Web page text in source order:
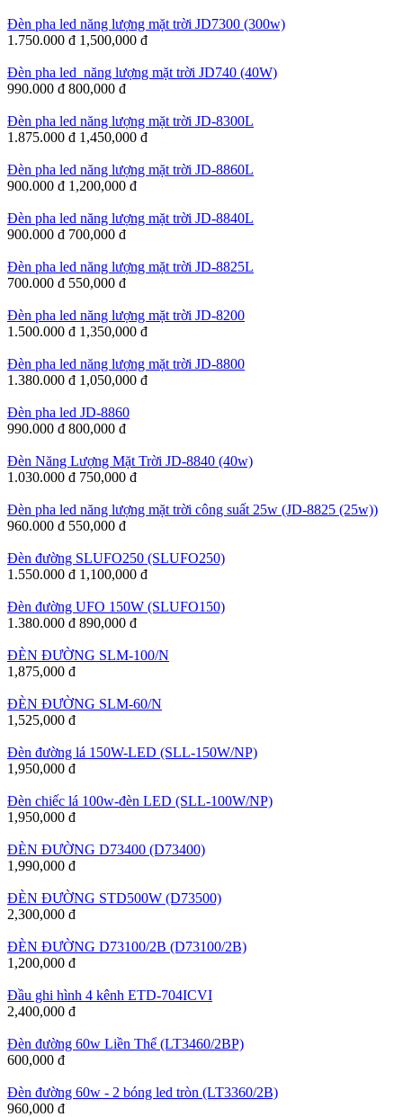
Đèn pha led năng lượng mặt trời JD7300 (300w)
1.750.000 đ 1,500,000 đ
Đèn pha led năng lượng mặt trời JD740 (40W)
990.000 đ 800,000 đ
Đèn pha led năng lượng mặt trời JD-8300L
1.875.000 đ 1,450,000 đ
Đèn pha led năng lượng mặt trời JD-8860L
900.000 đ 1,200,000 đ
Đèn pha led năng lượng mặt trời JD-8840L
900.000 đ 700,000 đ
Đèn pha led năng lượng mặt trời JD-8825L
700.000 đ 550,000 đ
Đèn pha led năng lượng mặt trời JD-8200
1.500.000 đ 1,350,000 đ
Đèn pha led năng lượng mặt trời JD-8800
1.380.000 đ 1,050,000 đ
Đèn pha led JD-8860
990.000 đ 800,000 đ
Đèn Năng Lượng Mặt Trời JD-8840 (40w)
1.030.000 đ 750,000 đ
Đèn pha led năng lượng mặt trời công suất 25w (JD-8825 (25w))
960.000 đ 550,000 đ
Đèn đường SLUFO250 (SLUFO250)
1.550.000 đ 1,100,000 đ
Đèn đường UFO 150W (SLUFO150)
1.380.000 đ 890,000 đ
ĐÈN ĐƯỜNG SLM-100/N
1,875,000 đ
ĐÈN ĐƯỜNG SLM-60/N
1,525,000 đ
Đèn đường lá 150W-LED (SLL-150W/NP)
1,950,000 đ
Đèn chiếc lá 100w-đèn LED (SLL-100W/NP)
1,950,000 đ
ĐÈN ĐƯỜNG D73400 (D73400)
1,990,000 đ
ĐÈN ĐƯỜNG STD500W (D73500)
2,300,000 đ
ĐÈN ĐƯỜNG D73100/2B (D73100/2B)
1,200,000 đ
Đầu ghi hình 4 kênh ETD-704ICVI
2,400,000 đ
Đèn đường 60w Liền Thể (LT3460/2BP)
600,000 đ
Đèn đường 60w - 2 bóng led tròn (LT3360/2B)
960,000 đ